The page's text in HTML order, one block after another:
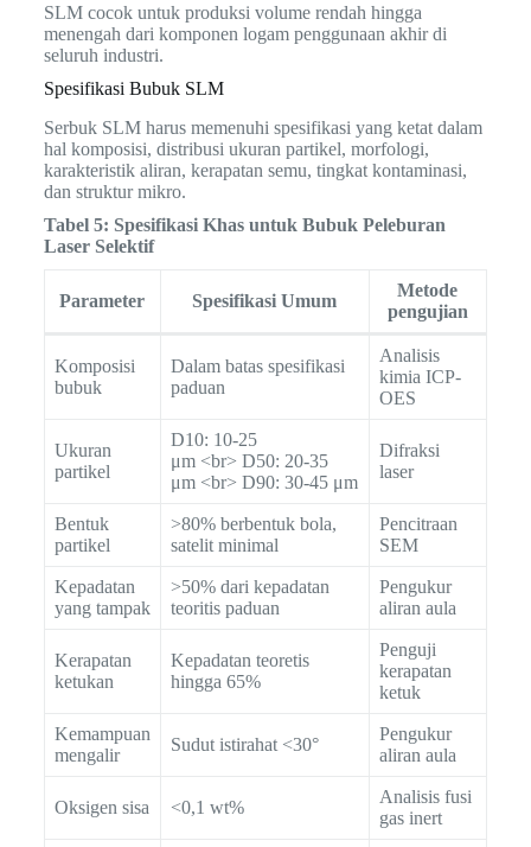
SLM cocok untuk produksi volume rendah hingga
menengah dari komponen logam penggunaan akhir di
seluruh industri.
Spesifikasi Bubuk SLM
Serbuk SLM harus memenuhi spesifikasi yang ketat dalam
hal komposisi, distribusi ukuran partikel, morfologi,
karakteristik aliran, kerapatan semu, tingkat kontaminasi,
dan struktur mikro.
Tabel 5: Spesifikasi Khas untuk Bubuk Peleburan
Laser Selektif
Parameter Spesifikasi Umum
Metode
pengujian
Komposisi
bubuk
Dalam batas spesifikasi
paduan
Analisis
kimia ICP-
OES
Ukuran
partikel
D10: 10-25
μm <br> D50: 20-35
μm <br> D90: 30-45 μm
Difraksi
laser
Bentuk
partikel
>80% berbentuk bola,
satelit minimal
Pencitraan
SEM
Kepadatan
yang tampak
>50% dari kepadatan
teoritis paduan
Pengukur
aliran aula
Kerapatan
ketukan
Kepadatan teoretis
hingga 65%
Penguji
kerapatan
ketuk
Kemampuan
mengalir
Sudut istirahat <30°
Pengukur
aliran aula
Oksigen sisa <0,1 wt%
Analisis fusi
gas inert